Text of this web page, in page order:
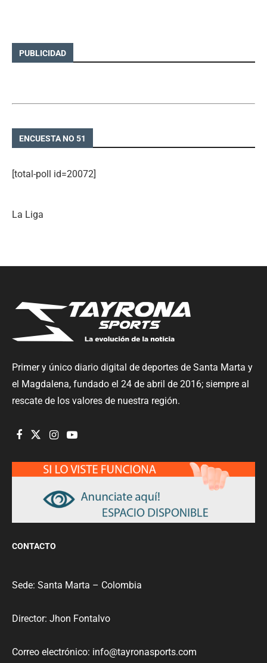
PUBLICIDAD
ENCUESTA NO 51
[total-poll id=20072]
La Liga
Primer y único diario digital de deportes de Santa Marta y
el Magdalena, fundado el 24 de abril de 2016; siempre al
rescate de los valores de nuestra región.
CONTACTO
Sede: Santa Marta – Colombia
Director: Jhon Fontalvo
Correo electrónico: info@tayronasports.com